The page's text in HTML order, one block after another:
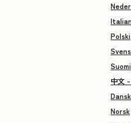
Polski
Suomi
中文
Dansk
Norsk